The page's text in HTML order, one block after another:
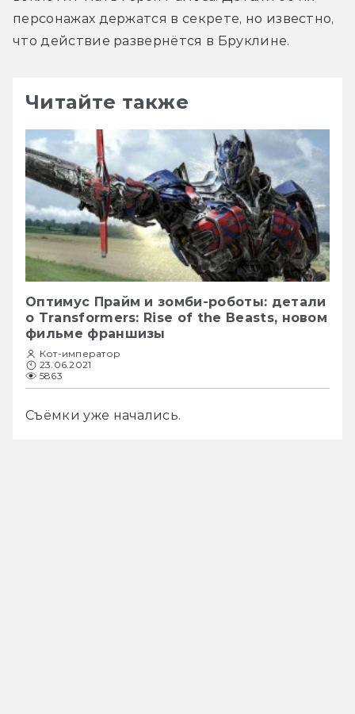
персонажах держатся в секрете, но известно,
что действие развернётся в Бруклине.
Читайте также
Оптимус Прайм и зомби-роботы: детали
о Transformers: Rise of the Beasts, новом
фильме франшизы
Кот-император
23.06.2021
5863
Съёмки уже начались.